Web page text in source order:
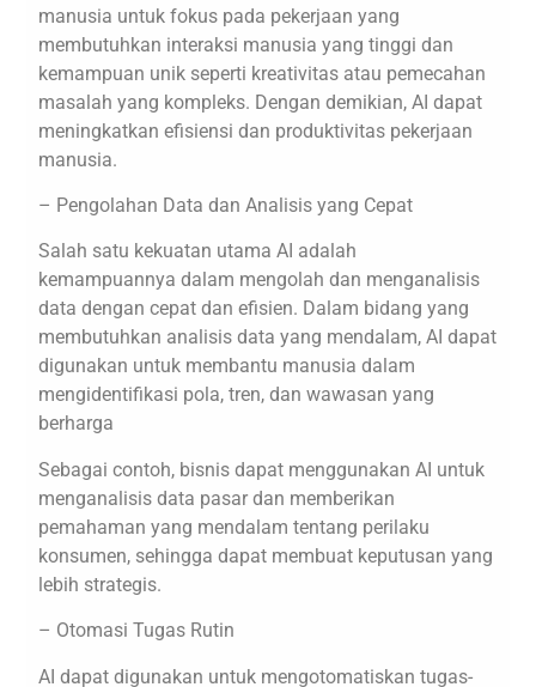
manusia untuk fokus pada pekerjaan yang
membutuhkan interaksi manusia yang tinggi dan
kemampuan unik seperti kreativitas atau pemecahan
masalah yang kompleks. Dengan demikian, AI dapat
meningkatkan efisiensi dan produktivitas pekerjaan
manusia.
– Pengolahan Data dan Analisis yang Cepat
Salah satu kekuatan utama AI adalah
kemampuannya dalam mengolah dan menganalisis
data dengan cepat dan efisien. Dalam bidang yang
membutuhkan analisis data yang mendalam, AI dapat
digunakan untuk membantu manusia dalam
mengidentifikasi pola, tren, dan wawasan yang
berharga
Sebagai contoh, bisnis dapat menggunakan AI untuk
menganalisis data pasar dan memberikan
pemahaman yang mendalam tentang perilaku
konsumen, sehingga dapat membuat keputusan yang
lebih strategis.
– Otomasi Tugas Rutin
AI dapat digunakan untuk mengotomatiskan tugas-